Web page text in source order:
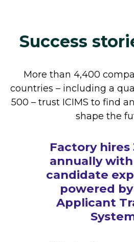
Success
More than 4,400
countries – including a
500 – trust ICIMS to find
shape the
Factory hires
annually
candidate
powered by
Applicant